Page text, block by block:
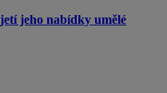
jeho nabídky umělé